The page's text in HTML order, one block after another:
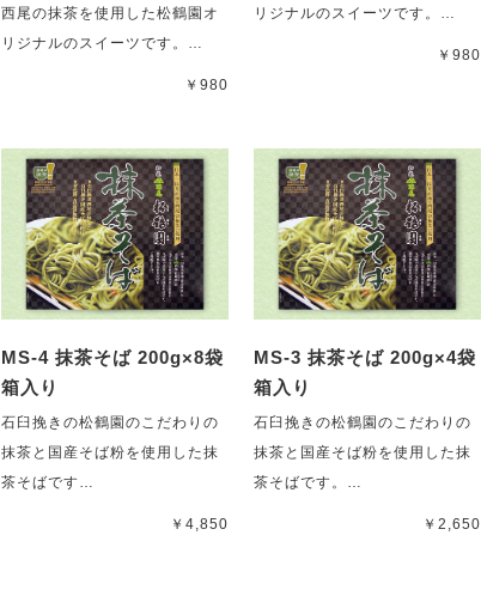
西尾の抹茶を使用した松鶴園オ
リジナルのスイーツです。…
￥980
リジナルのスイーツです。…
￥980
MS-4 抹茶そば 200g×8袋
箱入り
石臼挽きの松鶴園のこだわりの
抹茶と国産そば粉を使用した抹
茶そばです…
￥4,850
MS-3 抹茶そば 200g×4袋
箱入り
石臼挽きの松鶴園のこだわりの
抹茶と国産そば粉を使用した抹
茶そばです。…
￥2,650